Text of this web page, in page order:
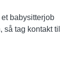
babysitterjob
så tag kontakt til